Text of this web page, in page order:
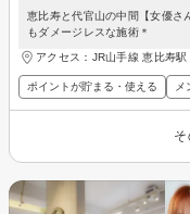
恵比寿と代官山の中間【女優さ
もダメージレスな施術＊
アクセス：JR山手線 恵比寿
ポイントが貯まる・使える メ